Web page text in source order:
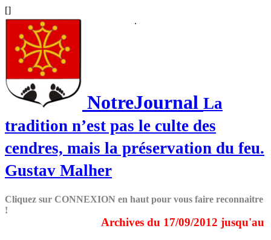
[]
.
NotreJournal La
tradition n’est pas le culte des
cendres, mais la préservation du feu.
Gustav Malher
Cliquez sur CONNEXION en haut pour vous faire reconnaitre
!
Archives du 17/09/2012 jusqu'au